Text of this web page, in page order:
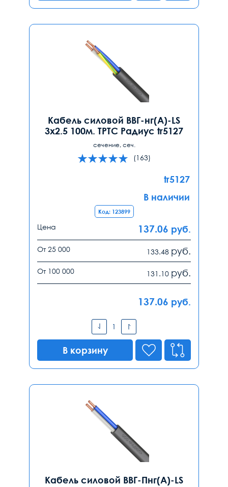
Кабель силовой ВВГ-нг(А)-LS
3х2.5 100м. ТРТС Радиус tr5127
сечение, сеч.
(163)
tr5127
В наличии
Код: 123899
Цена 137.06 руб.
От 25 000 133.48 руб.
От 100 000 131.10 руб.
137.06 руб.
В корзину
Кабель силовой ВВГ-Пнг(А)-LS